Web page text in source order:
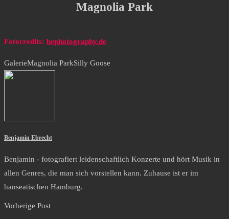
Magnolia Park
Fotocredits: bephotography.de
GalerieMagnolia ParkSilly Goose
Benjamin Ebrecht
Benjamin - fotografiert leidenschaftlich Konzerte und hört Musik in
allen Genres, die man sich vorstellen kann. Zuhause ist er im
hanseatischen Hamburg.
Vorherige Post